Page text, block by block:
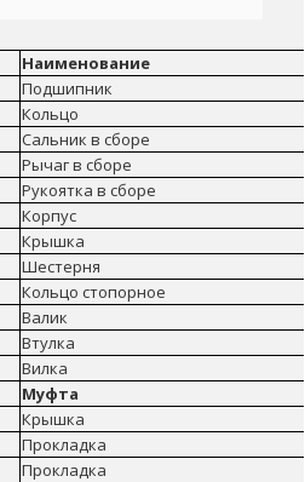
Наименование
Подшипник
Кольцо
Сальник в сборе
Рычаг в сборе
Рукоятка в сборе
Корпус
Крышка
Шестерня
Кольцо стопорное
Валик
Втулка
Вилка
Муфта
Крышка
Прокладка
Прокладка